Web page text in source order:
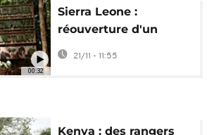
00:32
Sierra Leone :
réouverture d'un
célèbre refuge pour
chimpanzés
21/11 - 11:55
Kenya : des rangers